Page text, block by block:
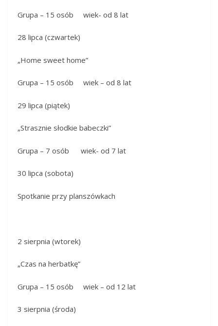
Grupa – 15 osób wiek- od 8 lat
28 lipca (czwartek)
„Home sweet home”
Grupa – 15 osób wiek – od 8 lat
29 lipca (piątek)
„Strasznie słodkie babeczki”
Grupa – 7 osób wiek- od 7 lat
30 lipca (sobota)
Spotkanie przy planszówkach
2 sierpnia (wtorek)
„Czas na herbatkę”
Grupa – 15 osób wiek – od 12 lat
3 sierpnia (środa)